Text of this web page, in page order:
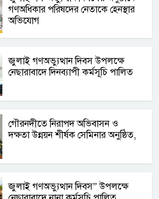
গণঅধিকার পরিষদের নেতাকে হেনস্থার
অভিযোগ
জুলাই গণঅভ্যুত্থান দিবস উপলক্ষে
নেছারাবাদে দিনব্যাপী কর্মসূচি পালিত
গৌরনদীতে নিরাপদ অভিবাসন ও
দক্ষতা উন্নয়ন শীর্ষক সেমিনার অনুষ্ঠিত,
জুলাই গণঅভ্যুত্থান দিবস” উপলক্ষে